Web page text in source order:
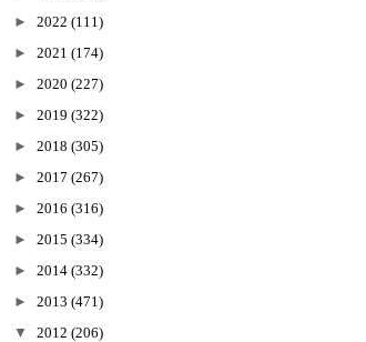
► 2022 (111)
► 2021 (174)
► 2020 (227)
► 2019 (322)
► 2018 (305)
► 2017 (267)
► 2016 (316)
► 2015 (334)
► 2014 (332)
► 2013 (471)
▼
2012 (206)